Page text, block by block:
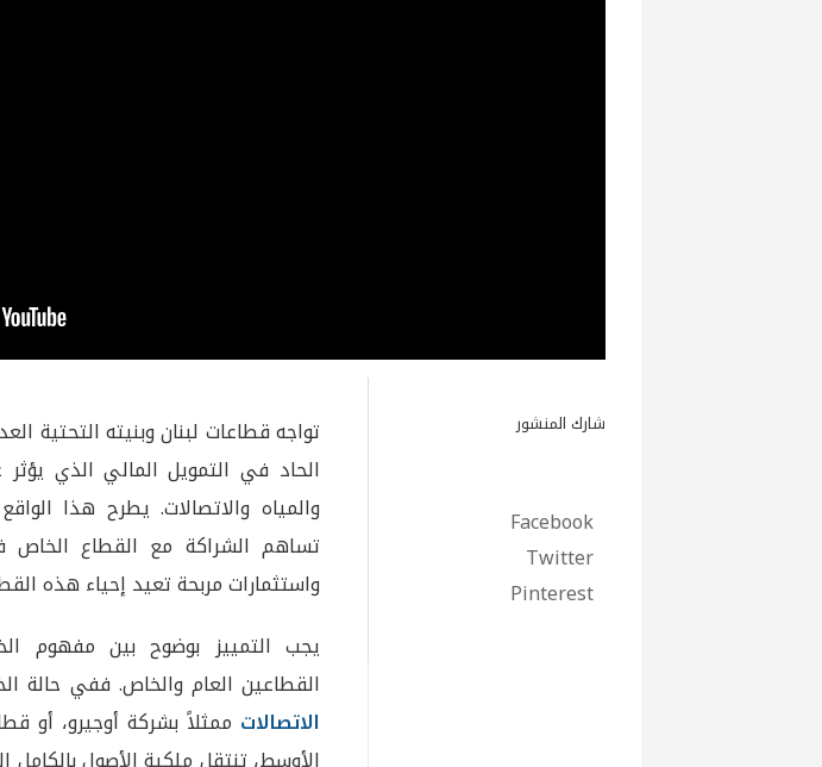
شارك المنشور
Facebook
Twitter
Pinterest
تواجه قطاعات لبنان وبنيته التحتية
الحاد في التمويل المالي الذي
والمياه والاتصالات. يطرح هذا
تساهم الشراكة مع القطاع
واستثمارات مربحة تعيد إحياء هذه
يجب التمييز بوضوح بين مفهوم
القطاعين العام والخاص. ففي حالة
الاتصالات ممثلاً بشركة أوجيرو، أو